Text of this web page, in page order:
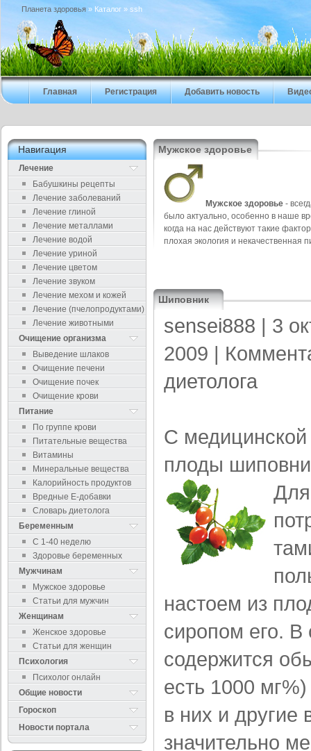
Планета здоровья » Каталог » ssh
Главная Регистрация Добавить новость
Навигация
Лечение
Бабушкины рецепты
Лечение заболеваний
Лечение глиной
Лечение металлами
Лечение водой
Лечение уриной
Лечение цветом
Лечение звуком
Лечение мехом и кожей
Лечение (пчелопродуктами)
Лечение животными
Очищение организма
Выведение шлаков
Очищение печени
Очищение почек
Очищение крови
Питание
По группе крови
Питательные вещества
Витамины
Минеральные вещества
Калорийность продуктов
Вредные Е-добавки
Словарь диетолога
Беременным
С 1-40 неделю
Здоровье беременных
Мужчинам
Мужское здоровье
Статьи для мужчин
Женщинам
Женское здоровье
Статьи для женщин
Психология
Психолог онлайн
Общие новости
Гороскоп
Новости портала
Мужское здоровье
Мужское здоровье -
было актуально, особенно в наше
когда на нас действуют такие
плохая экология и некачественная
Шиповник
sensei888 | 3
2009 |
диетолога
С
плоды
настоем из
сиропом его. В
содержится
есть 1000
в них и другие
значительно